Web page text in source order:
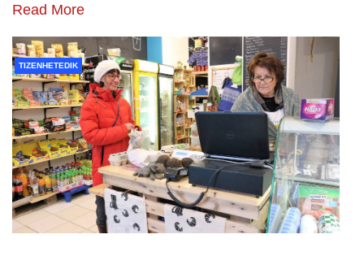
Read More
TIZENHETEDIK